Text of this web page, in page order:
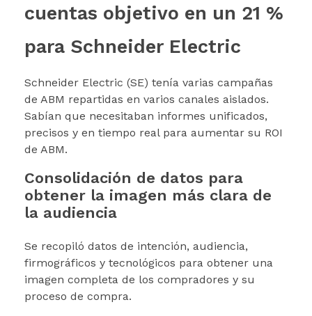
cuentas objetivo en un 21 %
para Schneider Electric
Schneider Electric (SE) tenía varias campañas
de ABM repartidas en varios canales aislados.
Sabían que necesitaban informes unificados,
precisos y en tiempo real para aumentar su ROI
de ABM.
Consolidación de datos para
obtener la imagen más clara de
la audiencia
Se recopiló datos de intención, audiencia,
firmográficos y tecnológicos para obtener una
imagen completa de los compradores y su
proceso de compra.